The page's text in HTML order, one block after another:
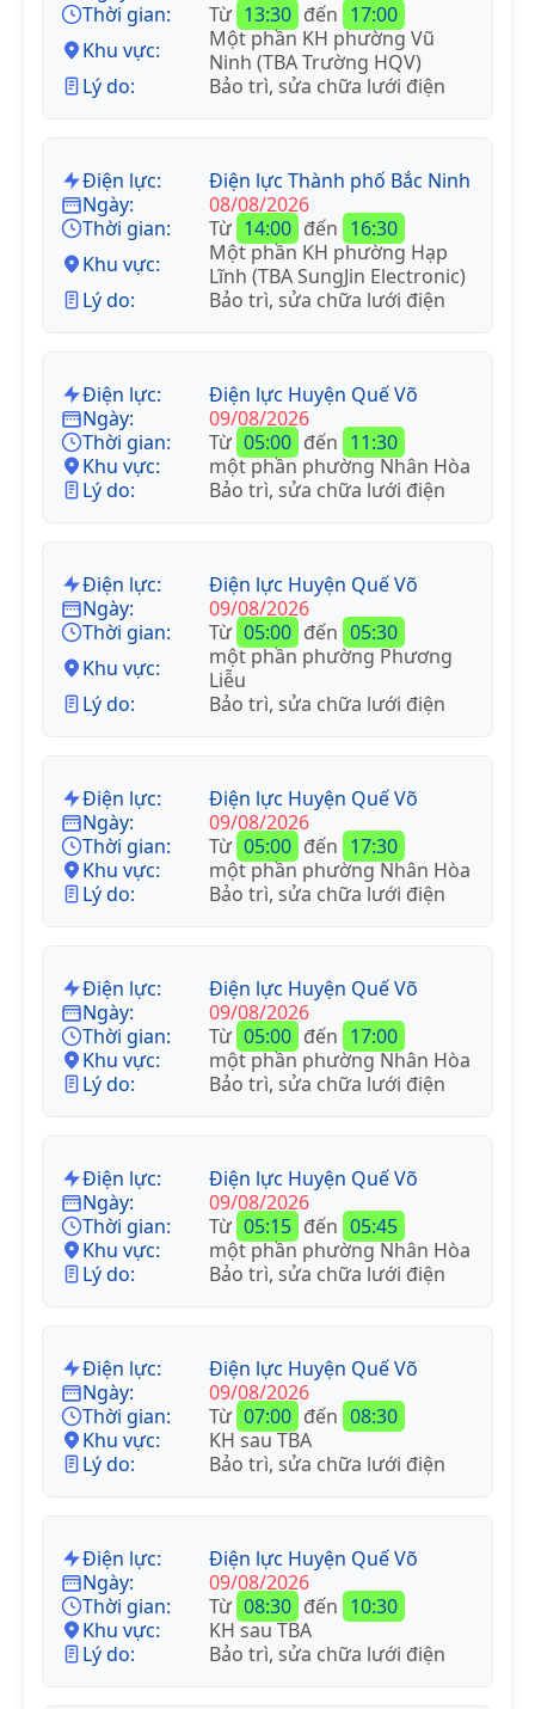
Thời gian:
Từ 13:30 đến 17:00
Khu vực:
Một phần KH phường Vũ
Ninh (TBA Trường HQV)
Lý do:
Bảo trì, sửa chữa lưới điện
Điện lực:
Điện lực Thành phố Bắc Ninh
Ngày:
08/08/2026
Thời gian:
Từ 14:00 đến 16:30
Khu vực:
Một phần KH phường Hạp
Lĩnh (TBA SungJin Electronic)
Lý do:
Bảo trì, sửa chữa lưới điện
Điện lực:
Điện lực Huyện Quế Võ
Ngày:
09/08/2026
Thời gian:
Từ 05:00 đến 11:30
Khu vực:
một phần phường Nhân Hòa
Lý do:
Bảo trì, sửa chữa lưới điện
Điện lực:
Điện lực Huyện Quế Võ
Ngày:
09/08/2026
Thời gian:
Từ 05:00 đến 05:30
Khu vực:
một phần phường Phương
Liễu
Lý do:
Bảo trì, sửa chữa lưới điện
Điện lực:
Điện lực Huyện Quế Võ
Ngày:
09/08/2026
Thời gian:
Từ 05:00 đến 17:30
Khu vực:
một phần phường Nhân Hòa
Lý do:
Bảo trì, sửa chữa lưới điện
Điện lực:
Điện lực Huyện Quế Võ
Ngày:
09/08/2026
Thời gian:
Từ 05:00 đến 17:00
Khu vực:
một phần phường Nhân Hòa
Lý do:
Bảo trì, sửa chữa lưới điện
Điện lực:
Điện lực Huyện Quế Võ
Ngày:
09/08/2026
Thời gian:
Từ 05:15 đến 05:45
Khu vực:
một phần phường Nhân Hòa
Lý do:
Bảo trì, sửa chữa lưới điện
Điện lực:
Điện lực Huyện Quế Võ
Ngày:
09/08/2026
Thời gian:
Từ 07:00 đến 08:30
Khu vực:
KH sau TBA
Lý do:
Bảo trì, sửa chữa lưới điện
Điện lực:
Điện lực Huyện Quế Võ
Ngày:
09/08/2026
Thời gian:
Từ 08:30 đến 10:30
Khu vực:
KH sau TBA
Lý do:
Bảo trì, sửa chữa lưới điện